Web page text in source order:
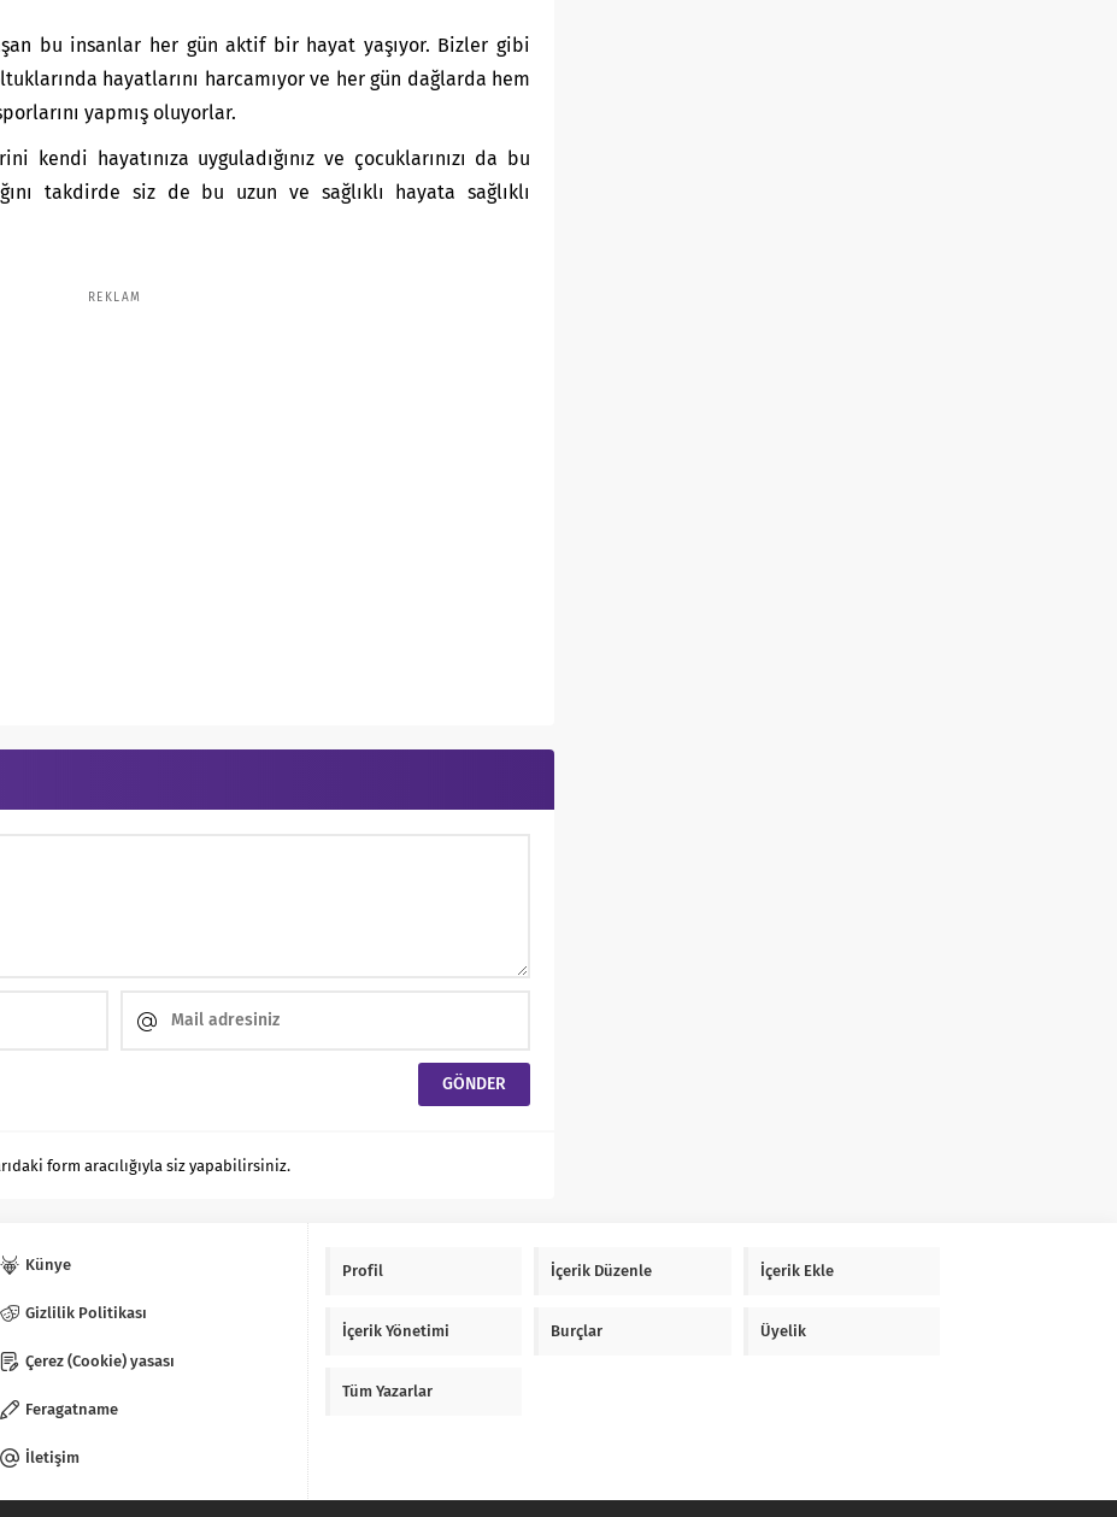
bu insanlar her gün aktif bir hayat yaşıyor. Bizler gibi
hayatlarını harcamıyor ve her gün dağlarda hem
yapmış oluyorlar.
kendi hayatınıza uyguladığınız ve çocuklarınızı da bu
takdirde siz de bu uzun ve sağlıklı hayata sağlıklı
REKLAM
form aracılığıyla siz yapabilirsiniz.
Künye
Gizlilik Politikası
Çerez (Cookie) yasası
Feragatname
İletişim
Profil İçerik Düzenle İçerik Ekle
İçerik Yönetimi Burçlar Üyelik
Tüm Yazarlar